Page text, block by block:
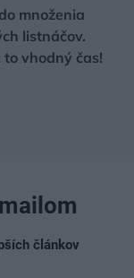
množenia
listnáčov.
to vhodný čas!
článkov